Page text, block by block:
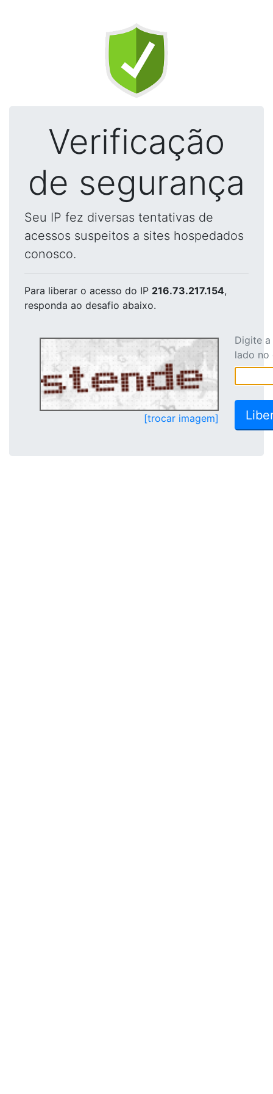
Verificação
de segurança
Seu IP fez diversas tentativas de
acessos suspeitos a sites hospedados
conosco.
Para liberar o acesso do IP 216.73.217.154,
responda ao desafio abaixo.
[trocar imagem]
Digite
lado no